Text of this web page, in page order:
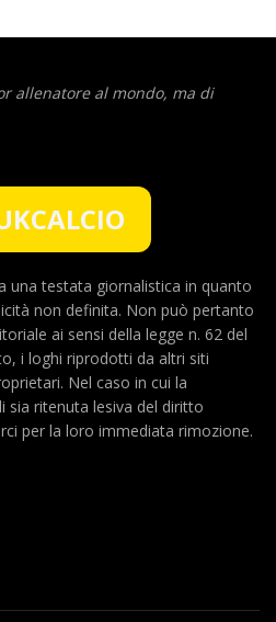
allenatore al mondo, ma di
una testata giornalistica in quanto
non definita. Non può pertanto
ai sensi della legge n. 62 del
i loghi riprodotti da altri siti
Nel caso in cui la
sia ritenuta lesiva del diritto
per la loro immediata rimozione.